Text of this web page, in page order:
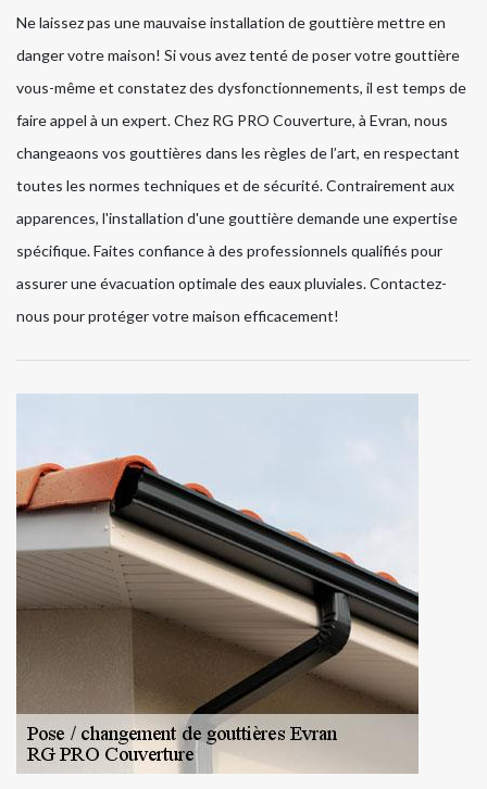
Ne laissez pas une mauvaise installation de gouttière mettre en
danger votre maison! Si vous avez tenté de poser votre gouttière
vous-même et constatez des dysfonctionnements, il est temps de
faire appel à un expert. Chez RG PRO Couverture, à Evran, nous
changeaons vos gouttières dans les règles de l’art, en respectant
toutes les normes techniques et de sécurité. Contrairement aux
apparences, l'installation d'une gouttière demande une expertise
spécifique. Faites confiance à des professionnels qualifiés pour
assurer une évacuation optimale des eaux pluviales. Contactez-
nous pour protéger votre maison efficacement!